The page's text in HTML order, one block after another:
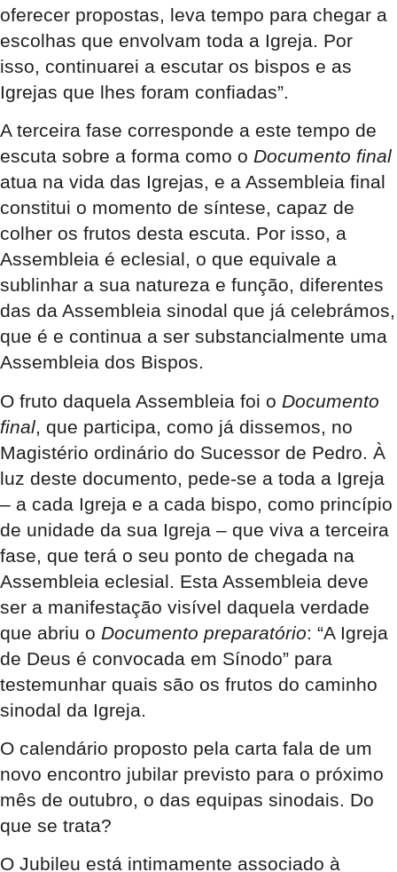
oferecer propostas, leva tempo para chegar a
escolhas que envolvam toda a Igreja. Por
isso, continuarei a escutar os bispos e as
Igrejas que lhes foram confiadas”.
A terceira fase corresponde a este tempo de
escuta sobre a forma como o Documento final
atua na vida das Igrejas, e a Assembleia final
constitui o momento de síntese, capaz de
colher os frutos desta escuta. Por isso, a
Assembleia é eclesial, o que equivale a
sublinhar a sua natureza e função, diferentes
das da Assembleia sinodal que já celebrámos,
que é e continua a ser substancialmente uma
Assembleia dos Bispos.
O fruto daquela Assembleia foi o Documento
final, que participa, como já dissemos, no
Magistério ordinário do Sucessor de Pedro. À
luz deste documento, pede-se a toda a Igreja
– a cada Igreja e a cada bispo, como princípio
de unidade da sua Igreja – que viva a terceira
fase, que terá o seu ponto de chegada na
Assembleia eclesial. Esta Assembleia deve
ser a manifestação visível daquela verdade
que abriu o Documento preparatório: “A Igreja
de Deus é convocada em Sínodo” para
testemunhar quais são os frutos do caminho
sinodal da Igreja.
O calendário proposto pela carta fala de um
novo encontro jubilar previsto para o próximo
mês de outubro, o das equipas sinodais. Do
que se trata?
O Jubileu está intimamente associado à